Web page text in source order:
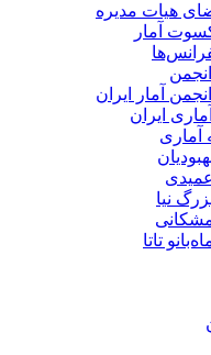
هیات مدیره
آمار
آمار ایران
ایران
نیا
تاتا